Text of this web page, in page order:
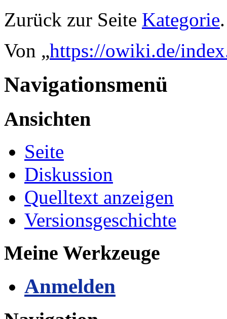
Zurück zur Seite Kategorie.
Von „https://owiki.de/
Navigationsmenü
Ansichten
Seite
Diskussion
Quelltext anzeigen
Versionsgeschichte
Meine Werkzeuge
Anmelden